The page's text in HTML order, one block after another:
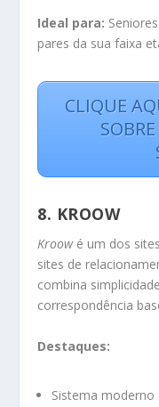
Ideal para:
pares da sua faixa
CLIQUE
8. KROOW
Kroowé um dos
sites de
combina
correspondência
Destaques:
Sistema moderno